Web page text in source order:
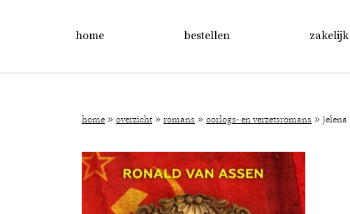
home bestellen zakelijk
home » overzicht » romans » oorlogs- en verzetsromans » jelena